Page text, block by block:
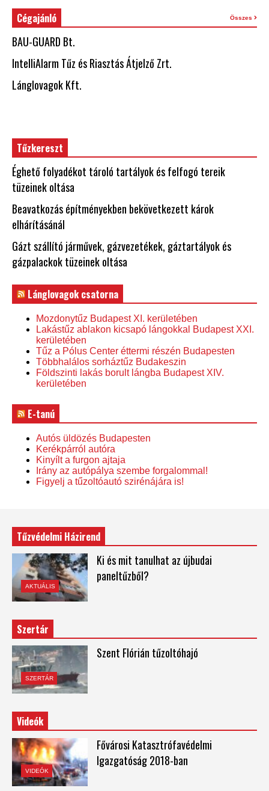
Cégajánló Összes
BAU-GUARD Bt.
IntelliAlarm Tűz és Riasztás Átjelző Zrt.
Lánglovagok Kft.
Tűzkereszt
Éghető folyadékot tároló tartályok és felfogó tereik
tüzeinek oltása
Beavatkozás építményekben bekövetkezett károk
elhárításánál
Gázt szállító járművek, gázvezetékek, gáztartályok és
gázpalackok tüzeinek oltása
Lánglovagok csatorna
Mozdonytűz Budapest XI. kerületében
Lakástűz ablakon kicsapó lángokkal Budapest XXI.
kerületében
Tűz a Pólus Center éttermi részén Budapesten
Többhalálos sorháztűz Budakeszin
Földszinti lakás borult lángba Budapest XIV.
kerületében
E-tanú
Autós üldözés Budapesten
Kerékpárról autóra
Kinyílt a furgon ajtaja
Irány az autópálya szembe forgalommal!
Figyelj a tűzoltóautó szirénájára is!
Tűzvédelmi Házirend
AKTUÁLIS
Ki és mit tanulhat az újbudai
paneltűzből?
Szertár
SZERTÁR
Szent Flórián tűzoltóhajó
Videók
VIDEÓK
Fővárosi Katasztrófavédelmi
Igazgatóság 2018-ban